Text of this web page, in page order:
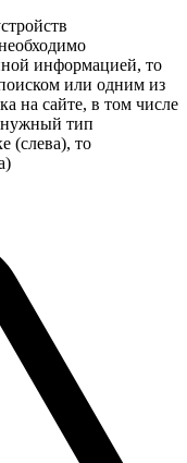
информацией, то
или одним из
на сайте, в том числе
нужный тип
(слева), то